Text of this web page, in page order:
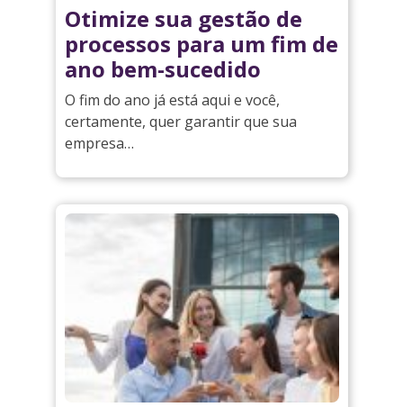
Otimize sua gestão de
processos para um fim de
ano bem-sucedido
O fim do ano já está aqui e você,
certamente, quer garantir que sua
empresa…